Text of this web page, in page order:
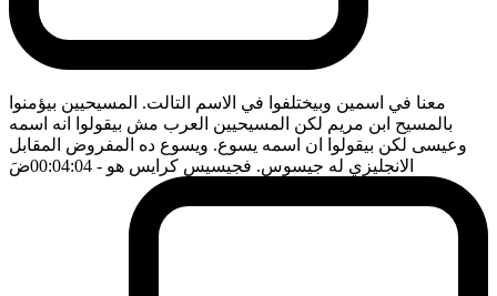
معنا في اسمين وبيختلفوا في الاسم التالت. المسيحيين بيؤمنوا
بالمسيح ابن مريم لكن المسيحيين العرب مش بيقولوا انه اسمه
وعيسى لكن بيقولوا ان اسمه يسوع. ويسوع ده المفروض المقابل
الانجليزي له جيسوس. فجيسيس كرايس هو - 00:04:04 ضَ